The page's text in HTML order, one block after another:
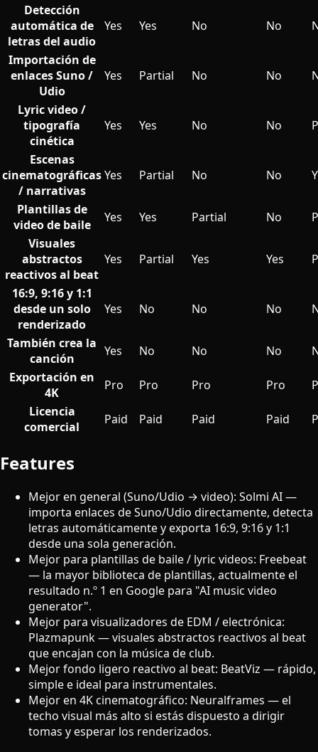
Detección
automática de
letras del audio
Yes Yes No No
Importación de
enlaces Suno /
Udio
Yes Partial No No
Lyric video /
tipografía
cinética
Yes Yes No No
Escenas
cinematográficas
/ narrativas
Yes Partial No No
Plantillas de
video de baile
Yes Yes Partial No
Visuales
abstractos
reactivos al beat
Yes Partial Yes Yes
16:9, 9:16 y 1:1
desde un solo
renderizado
Yes No No No
También crea la
canción
Yes No No No
Exportación en
4K
Pro Pro Pro Pro
Licencia
comercial
Paid Paid Paid Paid
Features
Mejor en general (Suno/Udio → video): Solmi AI —
importa enlaces de Suno/Udio directamente, detecta
letras automáticamente y exporta 16:9, 9:16 y 1:1
desde una sola generación.
Mejor para plantillas de baile / lyric videos: Freebeat
— la mayor biblioteca de plantillas, actualmente el
resultado n.º 1 en Google para "AI music video
generator".
Mejor para visualizadores de EDM / electrónica:
Plazmapunk — visuales abstractos reactivos al beat
que encajan con la música de club.
Mejor fondo ligero reactivo al beat: BeatViz — rápido,
simple e ideal para instrumentales.
Mejor en 4K cinematográfico: Neuralframes — el
techo visual más alto si estás dispuesto a dirigir
tomas y esperar los renderizados.